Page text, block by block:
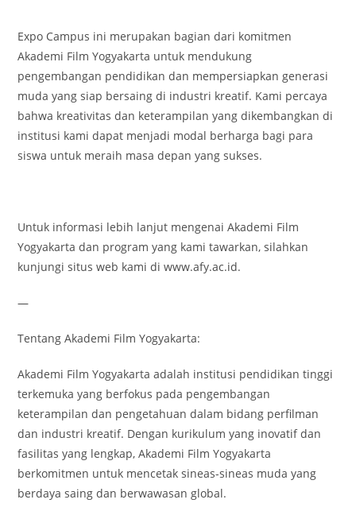
Expo Campus ini merupakan bagian dari komitmen
Akademi Film Yogyakarta untuk mendukung
pengembangan pendidikan dan mempersiapkan generasi
muda yang siap bersaing di industri kreatif. Kami percaya
bahwa kreativitas dan keterampilan yang dikembangkan di
institusi kami dapat menjadi modal berharga bagi para
siswa untuk meraih masa depan yang sukses.
Untuk informasi lebih lanjut mengenai Akademi Film
Yogyakarta dan program yang kami tawarkan, silahkan
kunjungi situs web kami di www.afy.ac.id.
—
Tentang Akademi Film Yogyakarta:
Akademi Film Yogyakarta adalah institusi pendidikan tinggi
terkemuka yang berfokus pada pengembangan
keterampilan dan pengetahuan dalam bidang perfilman
dan industri kreatif. Dengan kurikulum yang inovatif dan
fasilitas yang lengkap, Akademi Film Yogyakarta
berkomitmen untuk mencetak sineas-sineas muda yang
berdaya saing dan berwawasan global.